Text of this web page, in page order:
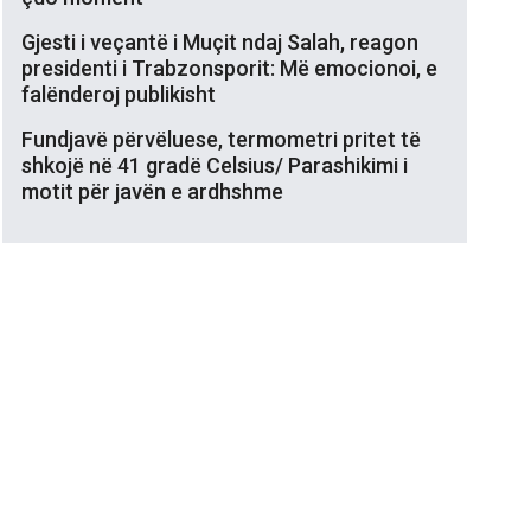
Gjesti i veçantë i Muçit ndaj Salah, reagon
presidenti i Trabzonsporit: Më emocionoi, e
falënderoj publikisht
Fundjavë përvëluese, termometri pritet të
shkojë në 41 gradë Celsius/ Parashikimi i
motit për javën e ardhshme